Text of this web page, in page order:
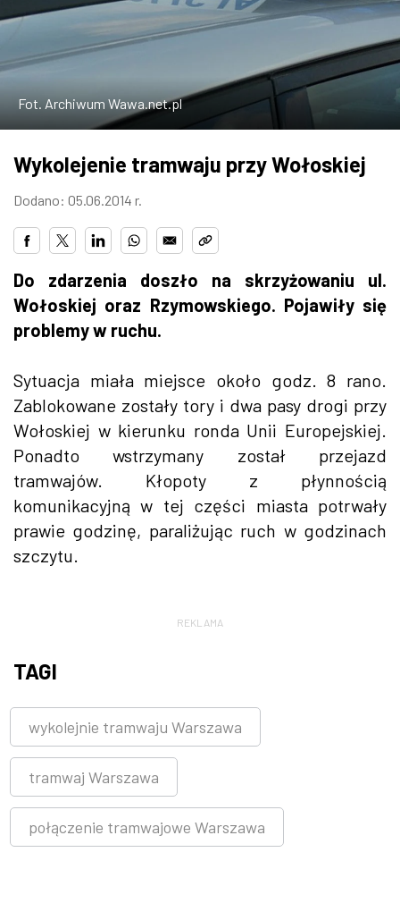
W WARSZAWIE
MARKETPLACE
Fot. Archiwum Wawa.net.pl
Wykolejenie tramwaju przy Wołoskiej
Dodano: 05.06.2014 r.
Do zdarzenia doszło na skrzyżowaniu ul.
Wołoskiej oraz Rzymowskiego. Pojawiły się
problemy w ruchu.
Sytuacja miała miejsce około godz. 8 rano.
Zablokowane zostały tory i dwa pasy drogi przy
Wołoskiej w kierunku ronda Unii Europejskiej.
Ponadto wstrzymany został przejazd
tramwajów. Kłopoty z płynnością
komunikacyjną w tej części miasta potrwały
prawie godzinę, paraliżując ruch w godzinach
szczytu.
REKLAMA
TAGI
wykolejnie tramwaju Warszawa
tramwaj Warszawa
połączenie tramwajowe Warszawa